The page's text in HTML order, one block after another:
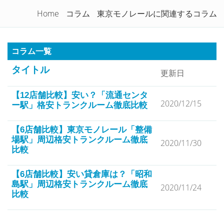
トランクルームを徹底比較！
Home コラム 東京モノレールに関連するコラム
コラム一覧
タイトル 更新日
【12店舗比較】安い？「流通センタ
ー駅」格安トランクルーム徹底比較
2020/12/15
【6店舗比較】東京モノレール「整備
場駅」周辺格安トランクルーム徹底
比較
2020/11/30
【6店舗比較】安い貸倉庫は？「昭和
島駅」周辺格安トランクルーム徹底
比較
2020/11/24